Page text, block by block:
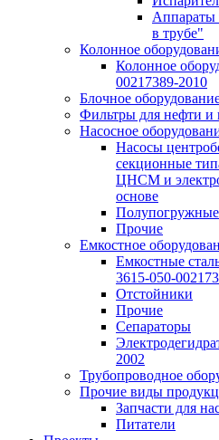
Аппараты
в трубе"
Колонное
Колонное
00217389-2010
Блочное
Фильтры для нефти и
Насосное
Насосы
секционные
ЦНСМ и
основе
Полупогружные
Прочие
Емкостное
Емкостные
3615-050-
Отстойники
Прочие
Сепараторы
2002
Трубопроводное
Прочие виды
Запчасти для
Питатели